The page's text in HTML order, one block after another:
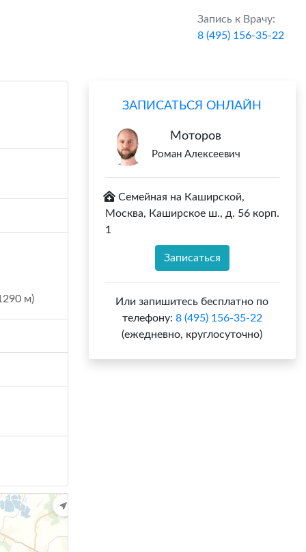
Запись к Врачу:
8 (495) 156-35-22
м)
ЗАПИСАТЬСЯ ОНЛАЙН
Моторов
Роман Алексеевич
Семейная на Каширской,
Москва, Каширское ш., д. 56 корп.
1
Записаться
Или запишитесь бесплатно по
телефону: 8 (495) 156-35-22
(ежедневно, круглосуточно)